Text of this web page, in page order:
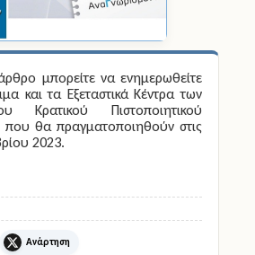
μπορείτε να ενημερωθείτε
και τα Εξεταστικά Κέντρα των
Κρατικού Πιστοποιητικού
που θα πραγματοποιηθούν στις
2023.